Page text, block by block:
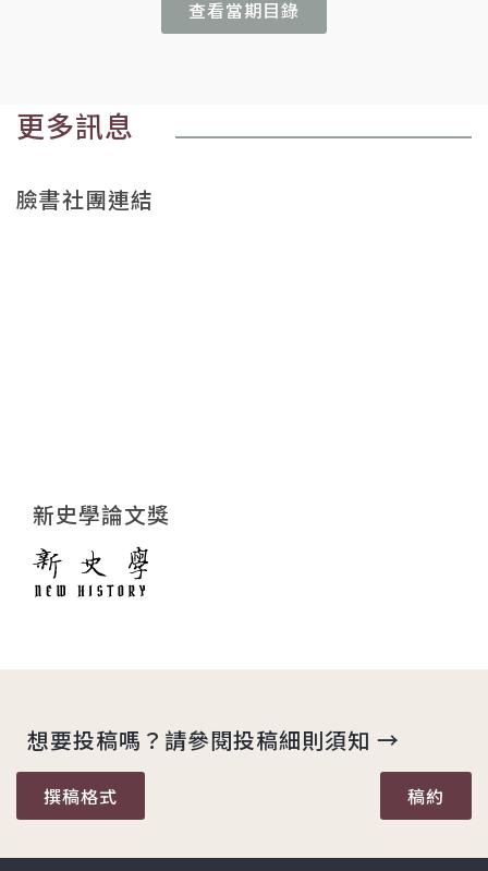
查看當期目錄
更多訊息
臉書社團連結
新史學論文獎
想要投稿嗎？請參閱投稿細則須知 →
撰稿格式 稿約